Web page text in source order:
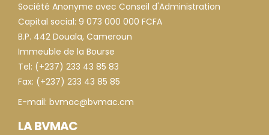
Société Anonyme avec Conseil d'Administration
Capital social: 9 073 000 000 FCFA
B.P. 442 Douala, Cameroun
Immeuble de la Bourse
Tel: (+237) 233 43 85 83
Fax: (+237) 233 43 85 85
E-mail: bvmac@bvmac.cm
LA BVMAC